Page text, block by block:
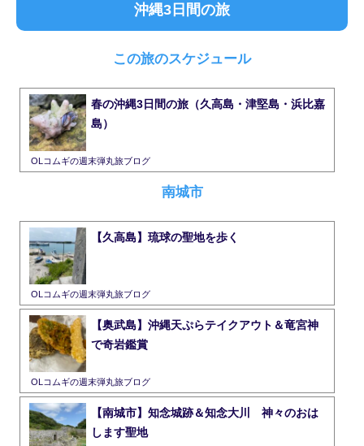
沖縄3日間の旅
この旅のスケジュール
春の沖縄3日間の旅（久高島・津堅島・浜比嘉
島）
OLコムギの週末弾丸旅ブログ
南城市
【久高島】琉球の聖地を歩く
OLコムギの週末弾丸旅ブログ
【奥武島】沖縄天ぷらテイクアウト＆竜宮神
で奇岩鑑賞
OLコムギの週末弾丸旅ブログ
【南城市】知念城跡＆知念大川 神々のおは
します聖地